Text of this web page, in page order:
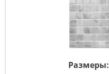
Размеры: